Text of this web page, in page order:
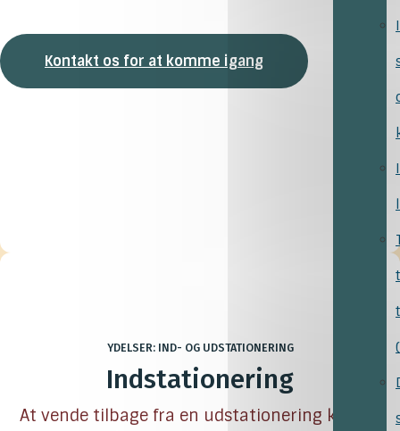
Kontakt os for at komme igang
YDELSER: IND- OG UDSTATIONERING
Indstationering
At vende tilbage fra en udstationering kan på